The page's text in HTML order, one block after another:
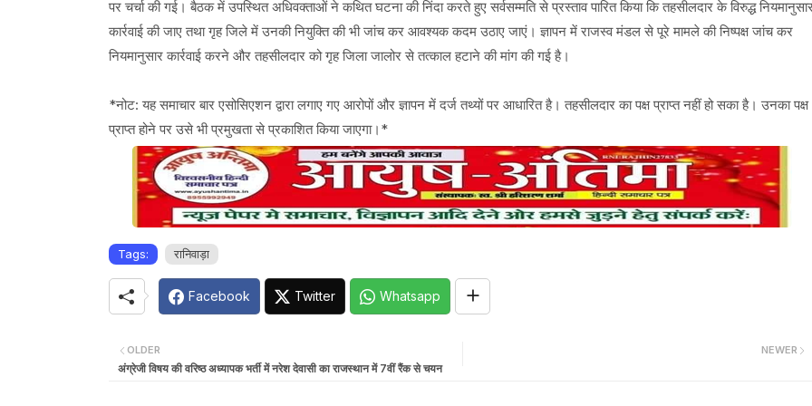
पर चर्चा की गई। बैठक में उपस्थित अधिवक्ताओं ने कथित घटना की निंदा करते हुए सर्वसम्मति से प्रस्ताव पारित किया कि तहसीलदार के विरुद्ध
कार्रवाई की जाए तथा गृह जिले में उनकी नियुक्ति की भी जांच कर आवश्यक कदम उठाए जाएं। ज्ञापन में राजस्व मंडल से पूरे मामले की निष्पक्ष जांच कर
नियमानुसार कार्रवाई करने और तहसीलदार को गृह जिला जालोर से तत्काल हटाने की मांग की गई है।
*नोट: यह समाचार बार एसोसिएशन द्वारा लगाए गए आरोपों और ज्ञापन में दर्ज तथ्यों पर आधारित है। तहसीलदार का पक्ष प्राप्त नहीं हो सका है। उनका पक्ष
प्राप्त होने पर उसे भी प्रमुखता से प्रकाशित किया जाएगा।*
Tags: रानिवाड़ा
Facebook Twitter Whatsapp
NEWER
OLDER
अंग्रेजी विषय की वरिष्ठ अध्यापक भर्ती में नरेश देवासी का राजस्थान में 7वीं रैंक से चयन